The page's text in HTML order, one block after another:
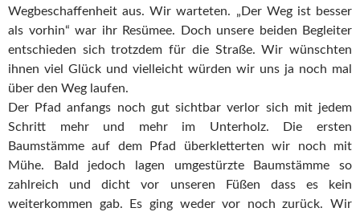
Wegbeschaffenheit aus. Wir warteten. „Der Weg ist besser
als vorhin“ war ihr Resümee. Doch unsere beiden Begleiter
entschieden sich trotzdem für die Straße. Wir wünschten
ihnen viel Glück und vielleicht würden wir uns ja noch mal
über den Weg laufen.
Der Pfad anfangs noch gut sichtbar verlor sich mit jedem
Schritt mehr und mehr im Unterholz. Die ersten
Baumstämme auf dem Pfad überkletterten wir noch mit
Mühe. Bald jedoch lagen umgestürzte Baumstämme so
zahlreich und dicht vor unseren Füßen dass es kein
weiterkommen gab. Es ging weder vor noch zurück. Wir